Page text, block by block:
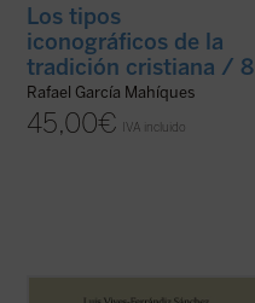
Los tipos
iconográficos de la
tradición cristiana / 8
Rafael García Mahíques
45,00€ IVA incluido